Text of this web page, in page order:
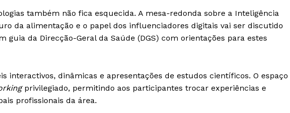
SUBSCREVA JÁ!
Europa
Grande Entrevista
também não fica esquecida. A mesa-redonda sobre a Inteligência
da alimentação e o papel dos influenciadores digitais vai ser discutido
guia da Direcção-Geral da Saúde (DGS) com orientações para estes
interactivos, dinâmicas e apresentações de estudos científicos. O espaço
privilegiado, permitindo aos participantes trocar experiências e
profissionais da área.